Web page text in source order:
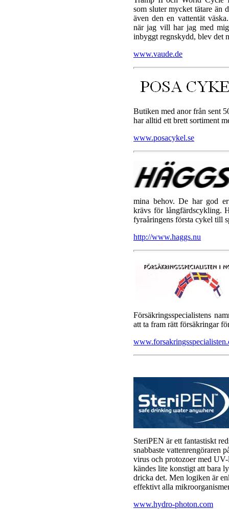
som sluter mycket tätare än
även den en vattentät
när jag vill har jag med
inbyggt regnskydd, blev det
www.vaude.de
Butiken med anor från sent
har alltid ett brett sortiment
www.posacykel.se
mina behov. De har god
krävs för långfärdscykling.
fyraåringens första cykel till
http://www.haggs.nu
Försäkringsspecialistens
att ta fram rätt försäkringar
SteriPEN är ett fantastiskt
snabbaste vattenrengöraren
virus och protozoer med
kändes lite konstigt att bara
dricka det. Men logiken är
effektivt alla
www.hydro-photon.com